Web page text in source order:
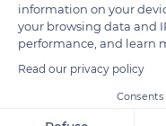
information on your
your browsing data and
performance, and learn
Read our privacy policy